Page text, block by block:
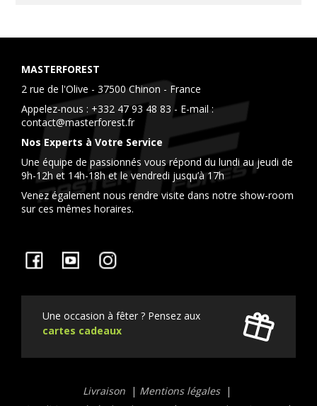
MASTERFOREST
2 rue de l'Olive - 37500 Chinon - France
Appelez-nous : +332 47 93 48 83 - E-mail :
contact@masterforest.fr
Nos Experts à Votre Service
Une équipe de passionnés vous répond du lundi au jeudi de
9h-12h et 14h-18h et le vendredi jusqu’à 17h
Venez également nous rendre visite dans notre show-room
sur ces mêmes horaires.
Facebook YouTube
Une occasion à fêter ? Pensez aux
cartes cadeaux
Livraison
Mentions légales